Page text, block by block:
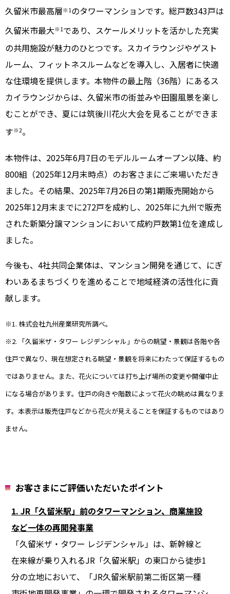
久留米市最高層※1のタワーマンションです。総戸数343戸は
久留米市最大※1であり、スケールメリットを活かした充実
の共用施設が魅力のひとつです。スカイラウンジやゲスト
ルーム、フィットネスルームなどを導入し、入居者に快適
な住環境を提供します。本物件の最上階（36階）にあるス
カイラウンジからは、久留米市の街並みや田園風景を楽し
むことができ、夏には筑後川花火大会を見ることができま
す※2。
本物件は、2025年6月7日のモデルルームオープン以降、約
800組（2025年12月末時点）のお客さまにご来場いただき
ました。その結果、2025年7月26日の第1期販売開始から
2025年12月末までに272戸を成約し、2025年に九州で販売
された新築分譲マンションにおいて成約戸数第1位を達成し
ました。
今後も、4社共同企業体は、マンション開発を通じて、にぎ
わいあるまちづくりを進めることで地域経済の活性化に貢
献します。
※1. 株式会社九州産業研究所調べ。
※2. 「久留米ザ・タワー レジデンシャル」からの眺望・景観は各階や各
住戸で異なり、現在想定される眺望・景観を将来にわたって保証するもの
ではありません。また、花火については打ち上げ場所の変更や開催中止
になる場合があります。住戸の向きや階数によって花火の眺めは異なりま
す。本表示は販売住戸などから花火が見えることを保証するものではあり
ません。
お客さまにご評価いただいたポイント
1. JR「久留米駅」前のタワーマンション、商業施設
など一体の再開発事業
「久留米ザ・タワー レジデンシャル」は、新幹線と
在来線が乗り入れるJR「久留米駅」の東口から徒歩1
分の立地において、「JR久留米駅前第二街区第一種